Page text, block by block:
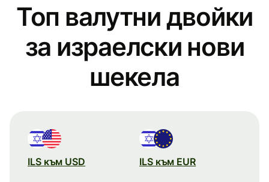
Топ валутни двойки
за израелски нови
шекела
ILS към USD ILS към EUR